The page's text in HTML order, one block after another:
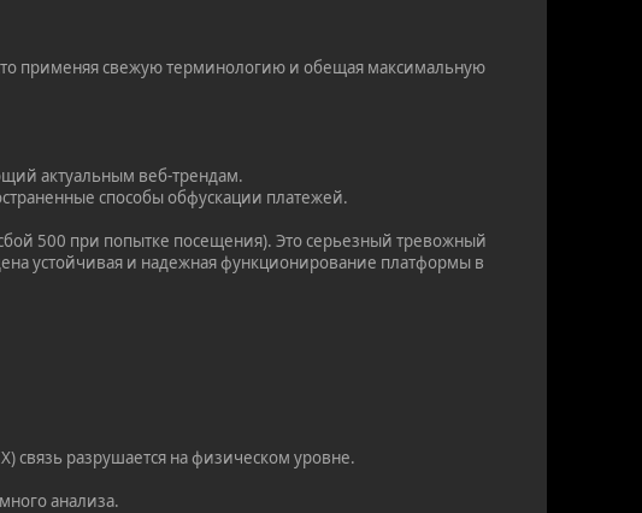
применяя свежую терминологию и обещая максимальную
актуальным веб-трендам.
способы обфускации платежей.
500 при попытке посещения). Это серьезный тревожный
устойчивая и надежная функционирование платформы в
связь разрушается на физическом уровне.
анализа.